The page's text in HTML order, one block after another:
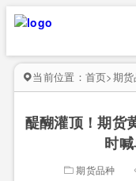
当前位置： 首页>期
醍醐灌顶！期货
时
期货品种